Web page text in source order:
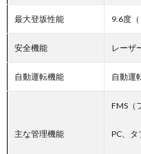
最大登坂性能 9.6度
安全機能 レーザ
自動運転機能 自動運
主な管理機能
FMS（
PC、タ